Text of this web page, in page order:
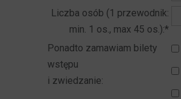
Liczba osób (1 przewodnik:
min. 1 os., max 45 os.):*
Ponadto zamawiam bilety
wstępu
i zwiedzanie: